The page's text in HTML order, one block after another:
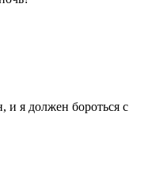
и я должен бороться с